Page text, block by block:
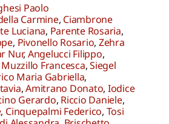
Paolo
Carmine, Ciambrone
Luciana, Parente Rosaria,
, Pivonello Rosario, Zehra
Nur,Angelucci Filippo,
Muzzillo Francesca,Siegel
Maria Gabriella,
,Amitrano Donato, Iodice
Gerardo, Riccio Daniele,
, Cinquepalmi Federico, Tosi